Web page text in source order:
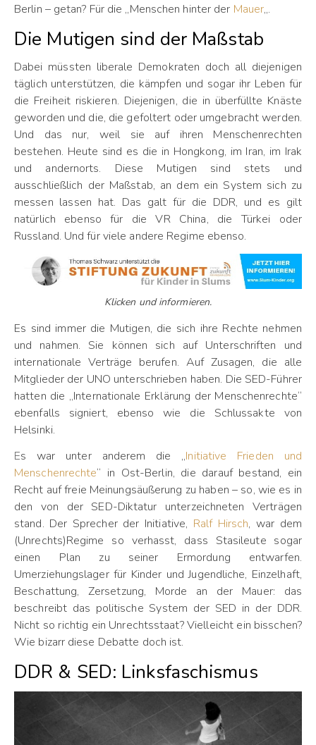
Berlin – getan? Für die „Menschen hinter der Mauer„.
Die Mutigen sind der Maßstab
Dabei müssten liberale Demokraten doch all diejenigen
täglich unterstützen, die kämpfen und sogar ihr Leben für
die Freiheit riskieren. Diejenigen, die in überfüllte Knäste
geworden und die, die gefoltert oder umgebracht werden.
Und das nur, weil sie auf ihren Menschenrechten
bestehen. Heute sind es die in Hongkong, im Iran, im Irak
und andernorts. Diese Mutigen sind stets und
ausschließlich der Maßstab, an dem ein System sich zu
messen lassen hat. Das galt für die DDR, und es gilt
natürlich ebenso für die VR China, die Türkei oder
Russland. Und für viele andere Regime ebenso.
Klicken und informieren.
Es sind immer die Mutigen, die sich ihre Rechte nehmen
und nahmen. Sie können sich auf Unterschriften und
internationale Verträge berufen. Auf Zusagen, die alle
Mitglieder der UNO unterschrieben haben. Die SED-Führer
hatten die „Internationale Erklärung der Menschenrechte“
ebenfalls signiert, ebenso wie die Schlussakte von
Helsinki.
Es war unter anderem die „Initiative Frieden und
Menschenrechte“ in Ost-Berlin, die darauf bestand, ein
Recht auf freie Meinungsäußerung zu haben – so, wie es in
den von der SED-Diktatur unterzeichneten Verträgen
stand. Der Sprecher der Initiative, Ralf Hirsch, war dem
(Unrechts)Regime so verhasst, dass Stasileute sogar
einen Plan zu seiner Ermordung entwarfen.
Umerziehungslager für Kinder und Jugendliche, Einzelhaft,
Beschattung, Zersetzung, Morde an der Mauer: das
beschreibt das politische System der SED in der DDR.
Nicht so richtig ein Unrechtsstaat? Vielleicht ein bisschen?
Wie bizarr diese Debatte doch ist.
DDR & SED: Linksfaschismus